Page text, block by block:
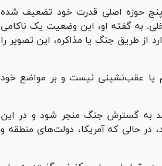
پنج حوزه اصلی قدرت خود تضعیف شده
به گفته او، این وضعیت یک ناکامی
طریق جنگ یا مذاکره، این تصویر را
یا عقب‌نشینی نیست و بر مواضع خود
به گسترش جنگ منجر شود و در این
در حالی که آمریکا، دولت‌های منطقه و